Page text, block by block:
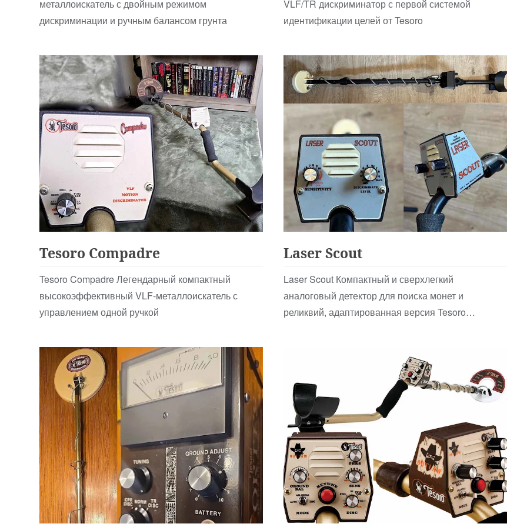
металлоискатель с двойным режимом
дискриминации и ручным балансом грунта
VLF/TR дискриминатор с первой системой
идентификации целей от Tesoro
Аналоговые
Tesoro Compadre
Tesoro Compadre Легендарный компактный
высокоэффективный VLF-металлоискатель с
управлением одной ручкой
Аналоговые
Laser Scout
Laser Scout Компактный и сверхлегкий
аналоговый детектор для поиска монет и
реликвий, адаптированная версия Tesoro
Аналоговые Аналоговые